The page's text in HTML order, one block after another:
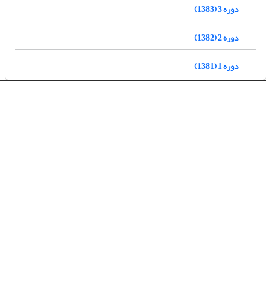
دوره 3 (1383)
دوره 2 (1382)
دوره 1 (1381)